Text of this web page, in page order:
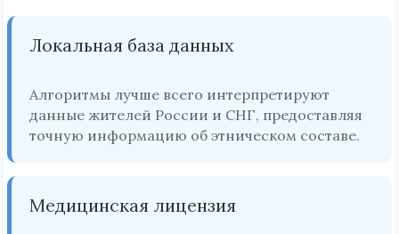
Локальная база данных
Алгоритмы лучше всего интерпретируют
данные жителей России и СНГ, предоставляя
точную информацию об этническом составе.
Медицинская лицензия